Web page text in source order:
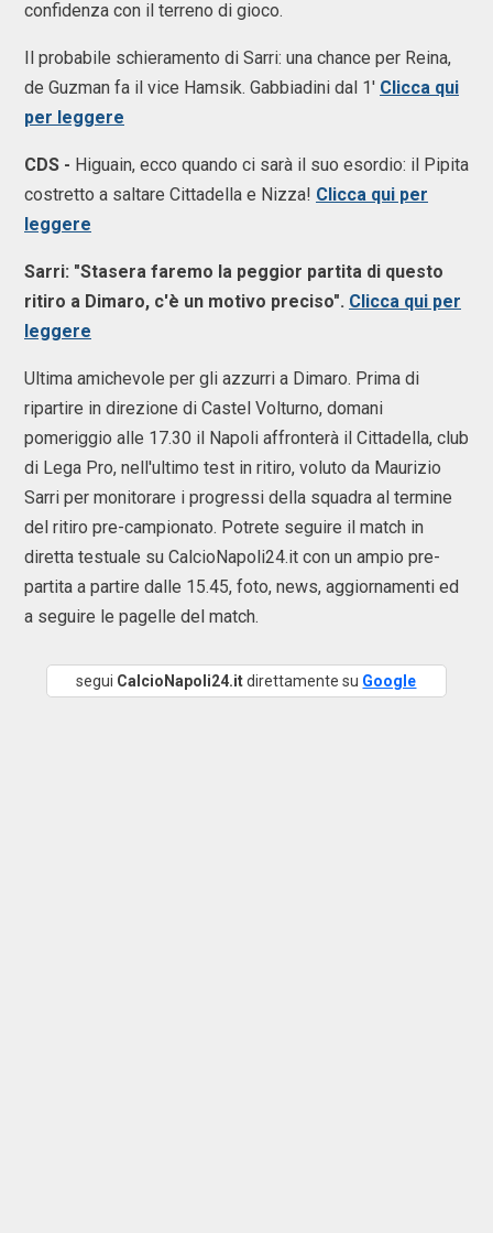
confidenza con il terreno di gioco.
Il probabile schieramento di Sarri: una chance per Reina,
de Guzman fa il vice Hamsik. Gabbiadini dal 1' Clicca qui
per leggere
CDS - Higuain, ecco quando ci sarà il suo esordio: il Pipita
costretto a saltare Cittadella e Nizza! Clicca qui per
leggere
Sarri: "Stasera faremo la peggior partita di questo
ritiro a Dimaro, c'è un motivo preciso". Clicca qui per
leggere
Ultima amichevole per gli azzurri a Dimaro. Prima di
ripartire in direzione di Castel Volturno, domani
pomeriggio alle 17.30 il Napoli affronterà il Cittadella, club
di Lega Pro, nell'ultimo test in ritiro, voluto da Maurizio
Sarri per monitorare i progressi della squadra al termine
del ritiro pre-campionato. Potrete seguire il match in
diretta testuale su CalcioNapoli24.it con un ampio pre-
partita a partire dalle 15.45, foto, news, aggiornamenti ed
a seguire le pagelle del match.
segui CalcioNapoli24.itdirettamente su Google